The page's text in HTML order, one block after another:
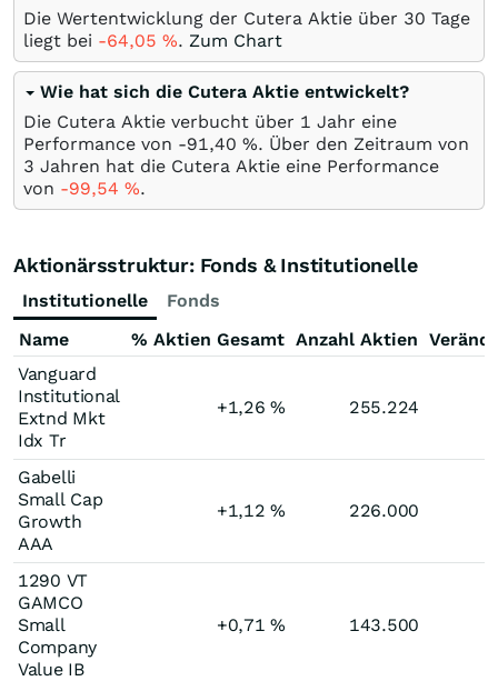
Die Wertentwicklung der Cutera Aktie über 30 Tage
liegt bei -64,05 %. Zum Chart
Wie hat sich die Cutera Aktie entwickelt?
Die Cutera Aktie verbucht über 1 Jahr eine
Performance von -91,40 %. Über den Zeitraum von
3 Jahren hat die Cutera Aktie eine Performance
von -99,54 %.
Aktionärsstruktur: Fonds & Institutionelle
Institutionelle
Fonds
Name
% Aktien Gesamt Anzahl Aktien
Vanguard
Institutional
Extnd Mkt
Idx Tr
+1,26% 255.224
Gabelli
Small Cap
Growth
AAA
+1,12% 226.000
1290 VT
GAMCO
Small
Company
Value IB
+0,71% 143.500